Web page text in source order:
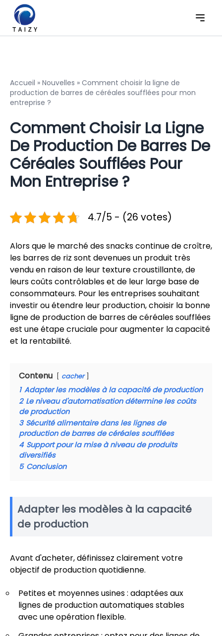
Accueil » Nouvelles » Comment choisir la ligne de
production de barres de céréales soufflées pour mon
entreprise ?
Comment Choisir La Ligne
De Production De Barres De
Céréales Soufflées Pour
Mon Entreprise ?
4.7/5 - (26 votes)
Alors que le marché des snacks continue de croître,
les barres de riz sont devenues un produit très
vendu en raison de leur texture croustillante, de
leurs coûts contrôlables et de leur large base de
consommateurs. Pour les entreprises souhaitant
investir ou étendre leur production, choisir la bonne
ligne de production de barres de céréales soufflées
est une étape cruciale pour augmenter la capacité
et la rentabilité.
Contenu cacher
1 Adapter les modèles à la capacité de production
2 Le niveau d'automatisation détermine les coûts
de production
3 Sécurité alimentaire dans les lignes de
production de barres de céréales soufflées
4 Support pour la mise à niveau de produits
diversifiés
5 Conclusion
Adapter les modèles à la capacité
de production
Avant d'acheter, définissez clairement votre
objectif de production quotidienne.
Petites et moyennes usines : adaptées aux
lignes de production automatiques stables
avec une opération flexible.